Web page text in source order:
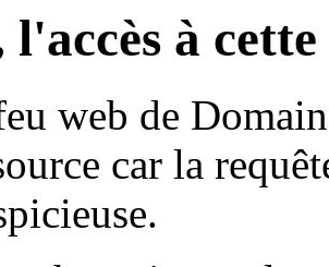
l'accès à
web de
car la